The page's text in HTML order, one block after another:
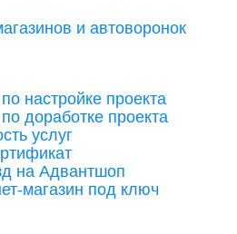
и автоворонок
настройке проекта
доработке проекта
услуг
на Адвантшоп
магазин под ключ